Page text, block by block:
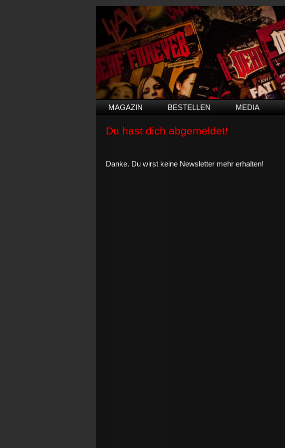
MAGAZIN BESTELLEN MEDIA
Du hast dich abgemeldet!
Danke. Du wirst keine Newsletter mehr erhalten!